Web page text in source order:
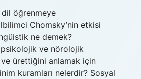
öğrenmeye
Chomsky’nin etkisi
ne demek?
psikolojik ve nörolojik
ürettiğini anlamak için
kuramları nelerdir? Sosyal